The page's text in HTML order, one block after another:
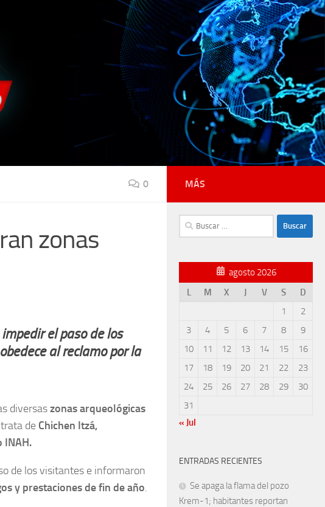
0
zonas
el paso de los
al reclamo por la
diversaszonas arqueológicas
de Chichen Itzá,
INAH.
de los visitantes e informaron
y prestaciones de fin de año.
MÁS
Buscar:
agosto 2026
L
M X J V S
D
1
2
3
4 5 6 7 8
9
10
11 12 13 14 15
16
17
18 19 20 21 22
23
24
25 26 27 28 29
30
31
« Jul
ENTRADAS RECIENTES
Se apaga la flama del pozo
Krem-1; habitantes reportan